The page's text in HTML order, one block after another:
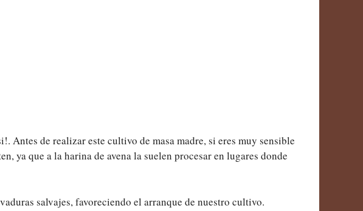
Antes de realizar este cultivo de masa madre, si eres muy sensible
ya que a la harina de avena la suelen procesar en lugares donde
salvajes, favoreciendo el arranque de nuestro cultivo.